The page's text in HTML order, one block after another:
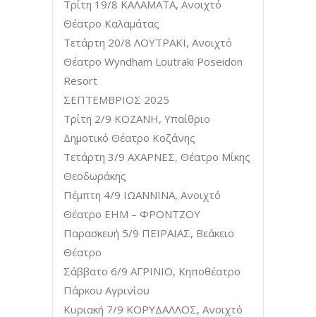
Τρίτη 19/8 ΚΑΛΑΜΑΤΑ, Ανοιχτό
Θέατρο Καλαμάτας
Τετάρτη 20/8 ΛΟΥΤΡΑΚΙ, Ανοιχτό
Θέατρο Wyndham Loutraki Poseidon
Resort
ΣΕΠΤΕΜΒΡΙΟΣ 2025
Τρίτη 2/9 ΚΟΖΑΝΗ, Υπαίθριο
Δημοτικό Θέατρο Κοζάνης
Τετάρτη 3/9 ΑΧΑΡΝΕΣ, Θέατρο Μίκης
Θεοδωράκης
Πέμπτη 4/9 ΙΩΑΝΝΙΝΑ, Ανοιχτό
Θέατρο ΕΗΜ – ΦΡΟΝΤΖΟΥ
Παρασκευή 5/9 ΠΕΙΡΑΙΑΣ, Βεάκειο
Θέατρο
Σάββατο 6/9 ΑΓΡΙΝΙΟ, Κηποθέατρο
Πάρκου Αγρινίου
Κυριακή 7/9 ΚΟΡΥΔΑΛΛΟΣ, Ανοιχτό